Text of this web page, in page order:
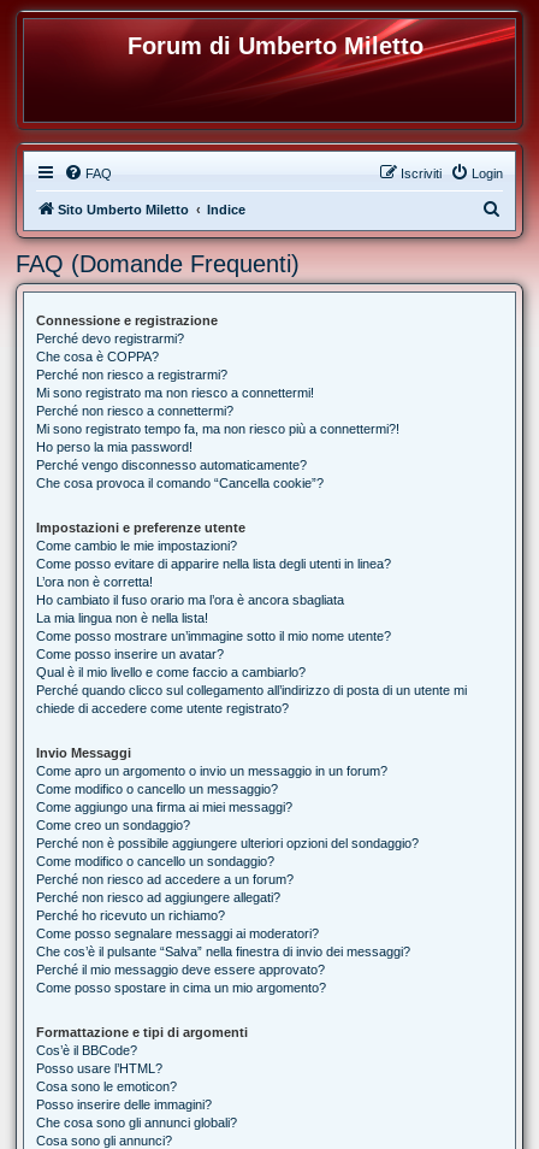
Forum di Umberto Miletto
FAQ Login
Iscriviti
Sito Umberto Miletto Indice
e
c
FAQ (Domande Frequenti)
Connessione e registrazione
Perché devo registrarmi?
Che cosa è COPPA?
Perché non riesco a registrarmi?
Mi sono registrato ma non riesco a connettermi!
Perché non riesco a connettermi?
Mi sono registrato tempo fa, ma non riesco più a connettermi?!
Ho perso la mia password!
Perché vengo disconnesso automaticamente?
Che cosa provoca il comando “Cancella cookie”?
Impostazioni e preferenze utente
Come cambio le mie impostazioni?
Come posso evitare di apparire nella lista degli utenti in linea?
L’ora non è corretta!
Ho cambiato il fuso orario ma l’ora è ancora sbagliata
La mia lingua non è nella lista!
Come posso mostrare un’immagine sotto il mio nome utente?
Come posso inserire un avatar?
Qual è il mio livello e come faccio a cambiarlo?
Perché quando clicco sul collegamento all’indirizzo di posta di un utente mi
chiede di accedere come utente registrato?
Invio Messaggi
Come apro un argomento o invio un messaggio in un forum?
Come modifico o cancello un messaggio?
Come aggiungo una firma ai miei messaggi?
Come creo un sondaggio?
Perché non è possibile aggiungere ulteriori opzioni del sondaggio?
Come modifico o cancello un sondaggio?
Perché non riesco ad accedere a un forum?
Perché non riesco ad aggiungere allegati?
Perché ho ricevuto un richiamo?
Come posso segnalare messaggi ai moderatori?
Che cos’è il pulsante “Salva” nella finestra di invio dei messaggi?
Perché il mio messaggio deve essere approvato?
Come posso spostare in cima un mio argomento?
Formattazione e tipi di argomenti
Cos’è il BBCode?
Posso usare l’HTML?
Cosa sono le emoticon?
Posso inserire delle immagini?
Che cosa sono gli annunci globali?
Cosa sono gli annunci?